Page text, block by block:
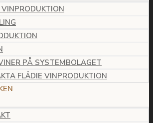
VINPRODUKTION
PÅ SYSTEMBOLAGET
FLÄDIE VINPRODUKTION